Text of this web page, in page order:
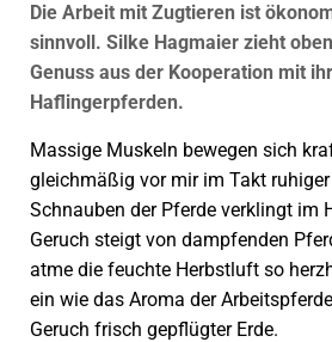
Die Arbeit mit Zugtieren ist
sinnvoll. Silke Hagmaier zieht
Genuss aus der Kooperation mit
Haflingerpferden.
Massige Muskeln bewegen sich
gleichmäßig vor mir im Takt
Schnauben der Pferde verklingt im
Geruch steigt von dampfenden
atme die feuchte Herbstluft so
ein wie das Aroma der
Geruch frisch gepflügter Erde.